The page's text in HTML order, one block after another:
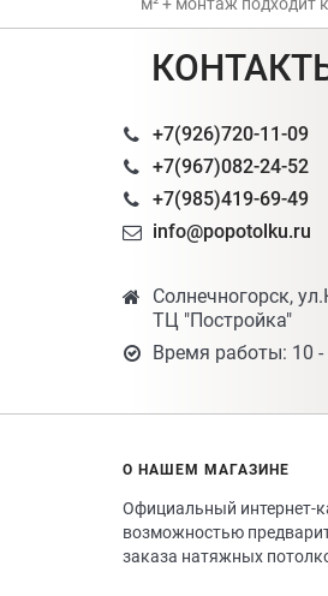
+7(926)720-11-09
+7(967)082-24-52
+7(985)419-69-49
info@popotolku.ru
Солнечногорск,
ТЦ "Постройка"
Время работы: 10 -
О НАШЕМ МАГАЗИНЕ
Официальный интернет-
возможностью
заказа натяжных